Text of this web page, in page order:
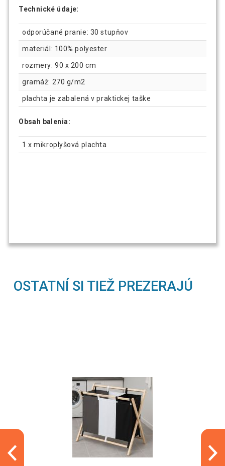
Technické údaje:
odporúčané pranie: 30 stupňov
materiál: 100% polyester
rozmery: 90 x 200 cm
gramáž: 270 g/m2
plachta je zabalená v praktickej taške
Obsah balenia:
1 x mikroplyšová plachta
OSTATNÍ SI TIEŽ PREZERAJÚ